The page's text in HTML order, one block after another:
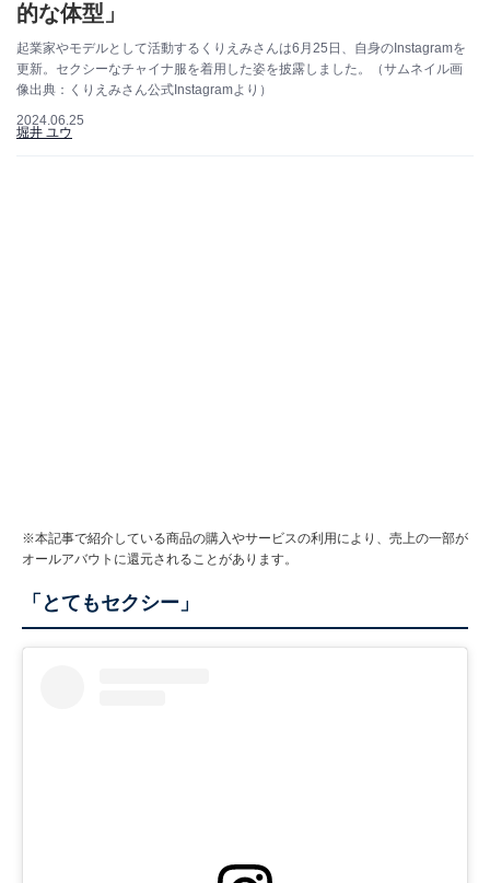
的な体型」
起業家やモデルとして活動するくりえみさんは6月25日、自身のInstagramを
更新。セクシーなチャイナ服を着用した姿を披露しました。（サムネイル画
像出典：くりえみさん公式Instagramより）
2024.06.25
堀井 ユウ
※本記事で紹介している商品の購入やサービスの利用により、売上の一部が
オールアバウトに還元されることがあります。
「とてもセクシー」